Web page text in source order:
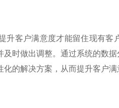
升客户满意度才能留住现有客
时做出调整。通过系统的数
的解决方案，从而提升客户满